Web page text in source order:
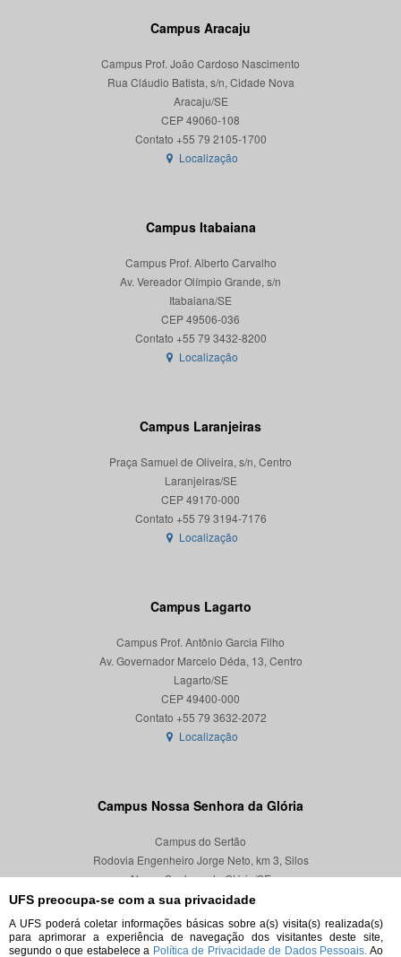
UFS preocupa-se com a sua privacidade
A UFS poderá coletar informações básicas sobre a(s) visita(s) realizada(s)
para aprimorar a experiência de navegação dos visitantes deste site,
segundo o que estabelece a Política de Privacidade de Dados Pessoais. Ao
Campus Aracaju
Campus Prof. João Cardoso Nascimento
Rua Cláudio Batista, s/n, Cidade Nova
Aracaju/SE
CEP 49060-108
Localização
Campus Itabaiana
Campus Prof. Alberto Carvalho
Av. Vereador Olímpio Grande, s/n
Itabaiana/SE
CEP 49506-036
Localização
Campus Laranjeiras
Praça Samuel de Oliveira, s/n, Centro
Laranjeiras/SE
CEP 49170-000
Localização
Campus Lagarto
Campus Prof. Antônio Garcia Filho
Av. Governador Marcelo Déda, 13, Centro
Lagarto/SE
CEP 49400-000
Localização
Campus Nossa Senhora da Glória
Campus do Sertão
Rodovia Engenheiro Jorge Neto, km 3, Silos
Nossa Senhora da Glória/SE
CEP 49680-000
Localização